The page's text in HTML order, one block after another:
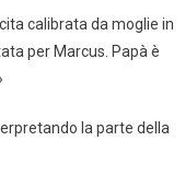
calibrata da moglie in
per Marcus. Papà è
la parte della